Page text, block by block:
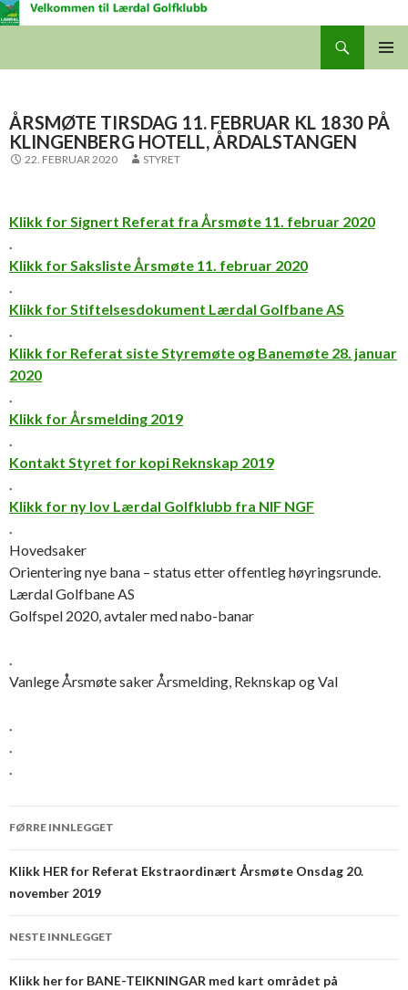
ÅRSMØTE TIRSDAG 11. FEBRUAR KL 1830 PÅ
KLINGENBERG HOTELL, ÅRDALSTANGEN
22. FEBRUAR 2020 STYRET
Klikk for Signert Referat fra Årsmøte 11. februar 2020
.
Klikk for Saksliste Årsmøte 11. februar 2020
.
Klikk for Stiftelsesdokument Lærdal Golfbane AS
.
Klikk for Referat siste Styremøte og Banemøte 28. januar
2020
.
Klikk for Årsmelding 2019
.
Kontakt Styret for kopi Reknskap 2019
.
Klikk for ny lov Lærdal Golfklubb fra NIF NGF
.
Hovedsaker
Orientering nye bana – status etter offentleg høyringsrunde.
Lærdal Golfbane AS
Golfspel 2020, avtaler med nabo-banar
.
Vanlege Årsmøte saker Årsmelding, Reknskap og Val
.
.
.
Innleggsnavigering
FØRRE INNLEGGET
Klikk HER for Referat Ekstraordinært Årsmøte Onsdag 20.
november 2019
NESTE INNLEGGET
Klikk her for BANE-TEIKNINGAR med kart området på